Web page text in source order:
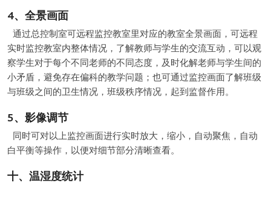
4、全景画面
通过总控制室可远程监控教室里对应的教室全景画面，可远程
实时监控教室内整体情况，了解教师与学生的交流互动，可以观
察学生对于每个不同老师的不同态度，及时化解老师与学生间的
小矛盾，避免存在偏科的教学问题；也可通过监控画面了解班级
与班级之间的卫生情况，班级秩序情况，起到监督作用。
5、影像调节
同时可对以上监控画面进行实时放大，缩小，自动聚焦，自动
白平衡等操作，以便对细节部分清晰查看。
十、温湿度统计